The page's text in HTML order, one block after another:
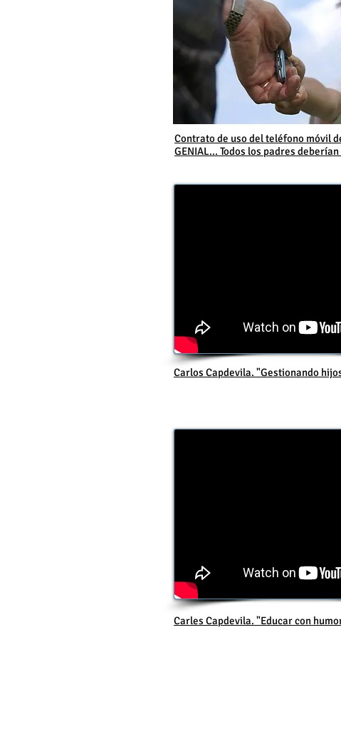
Contrato de uso del teléfono móvil
GENIAL... Todos los padres
Carlos Capdevila. "Gestionando
Carles Capdevila. "Educar con